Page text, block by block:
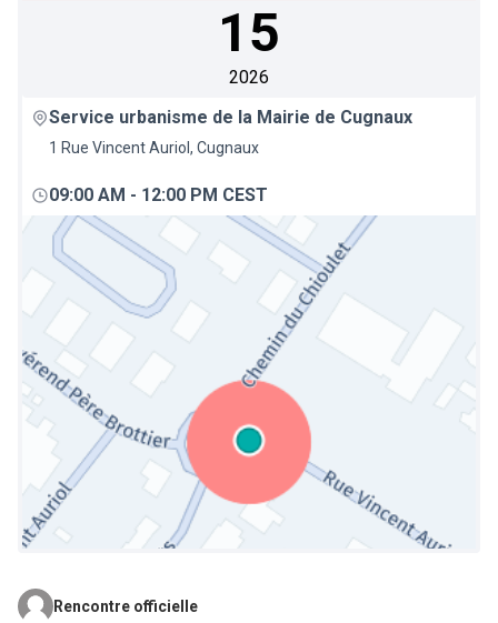
15
2026
Service urbanisme de la Mairie de Cugnaux
1 Rue Vincent Auriol, Cugnaux
09:00 AM - 12:00 PM CEST
Rencontre officielle